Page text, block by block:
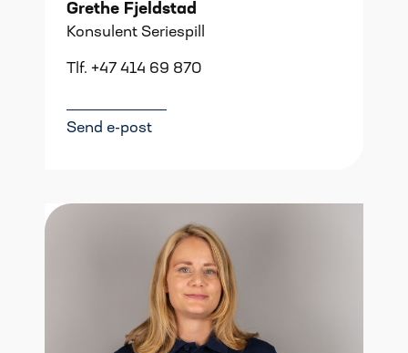
Grethe Fjeldstad
Konsulent Seriespill
Tlf. +47 414 69 870
Send e-post